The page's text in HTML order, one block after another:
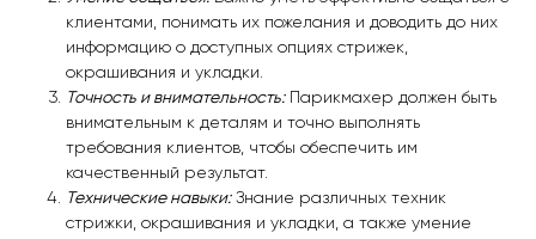
клиентами, понимать их пожелания и доводить до них
информацию о доступных опциях стрижек,
окрашивания и укладки.
Точность и внимательность:
Парикмахер должен быть
внимательным к деталям и точно выполнять
требования клиентов, чтобы обеспечить им
качественный результат.
Технические навыки: Знание различных техник
стрижки, окрашивания и укладки, а также умение